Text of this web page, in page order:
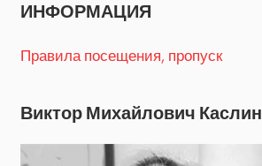
ИНФОРМАЦИЯ
Правила посещения, пропуск
Виктор Михайлович Каслин